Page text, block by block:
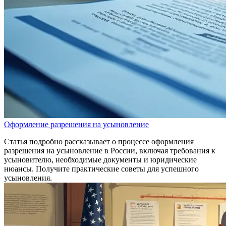
Оформление разрешения на усыновление
Статья подробно рассказывает о процессе оформления
разрешения на усыновление в России, включая требования к
усыновителю, необходимые документы и юридические
нюансы. Получите практические советы для успешного
усыновления.